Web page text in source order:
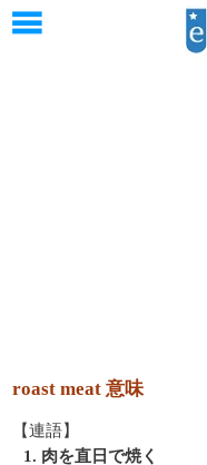
roast meat 意味
【連語】
1. 肉を直日で焼く